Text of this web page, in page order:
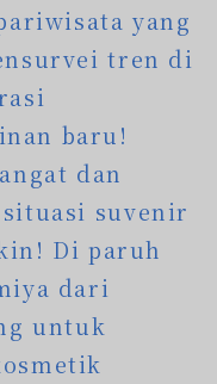
yang
tren di
baru!
dan
suvenir
Di paruh
dari
untuk